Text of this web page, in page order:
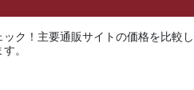
ク！主要通販サイトの価格を比較
。